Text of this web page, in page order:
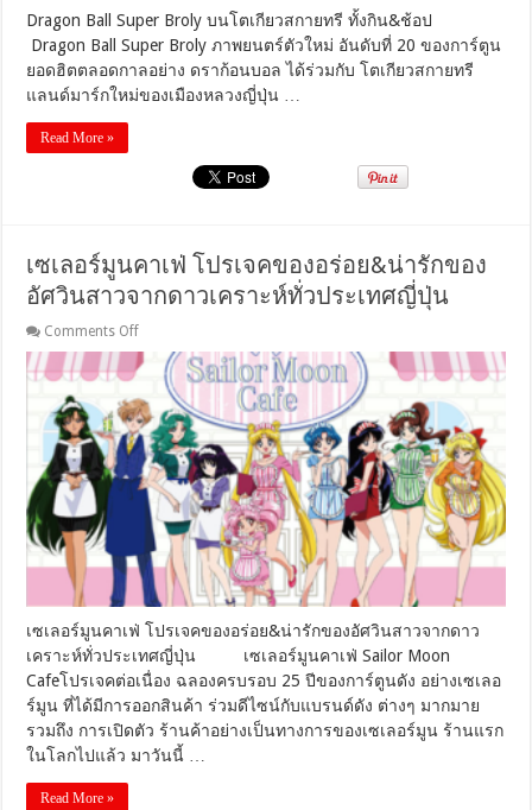
กิน&ช้อป
Dragon Ball Super Broly บนโตเกียวสกายทรี ทั้งกิน&ช้อป
Dragon Ball Super Broly ภาพยนตร์ตัวใหม่ อันดับที่ 20 ของการ์ตูน
ยอดฮิตตลอดกาลอย่าง ดราก้อนบอล ได้ร่วมกับ โตเกียวสกายทรี
แลนด์มาร์กใหม่ของเมืองหลวงญี่ปุ่น …
Read More »
เซเลอร์มูนคาเฟ่ โปรเจคของอร่อย&น่ารักของ
อัศวินสาวจากดาวเคราะห์ทั่วประเทศญี่ปุ่น
Comments Offon
เซ
เลอ
ร์
มูน
คาเฟ่
โปร
เจค
ของ
อร่อย&น่า
รัก
ของ
อัศวิน
สาว
ดาว
เคราะห์
ทั่ว
ประเทศ
ญี่ปุ่น
เซเลอร์มูนคาเฟ่ โปรเจคของอร่อย&น่ารักของอัศวินสาวจากดาว
เคราะห์ทั่วประเทศญี่ปุ่น เซเลอร์มูนคาเฟ่ Sailor Moon
Cafeโปรเจคต่อเนื่อง ฉลองครบรอบ 25 ปีของการ์ตูนดัง อย่างเซเลอ
ร์มูน ที่ได้มีการออกสินค้า ร่วมดีไซน์กับแบรนด์ดัง ต่างๆ มากมาย
รวมถึง การเปิดตัว ร้านค้าอย่างเป็นทางการของเซเลอร์มูน ร้านแรก
ในโลกไปแล้ว มาวันนี้ …
Read More »